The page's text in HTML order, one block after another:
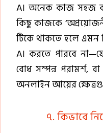
AI অনেক কাজ সহজ
কিছু কাজকে
টিকে থাকতে হলে এমন
AI করতে পারবে
বোধ সম্পন্ন পরামর্শ,
অনলাইন আয়ের
৭. কিভাবে